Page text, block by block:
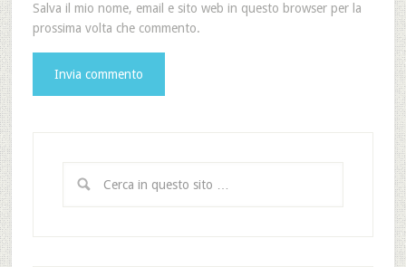
Salva il mio nome, email e sito web in questo browser per la
prossima volta che commento.